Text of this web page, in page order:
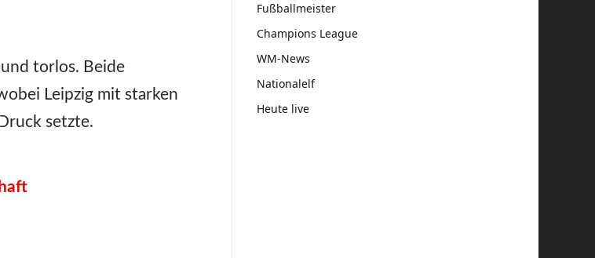
torlos. Beide
Leipzig mit starken
setzte.
Fußballmeister
Champions League
WM-News
Nationalelf
Heute live